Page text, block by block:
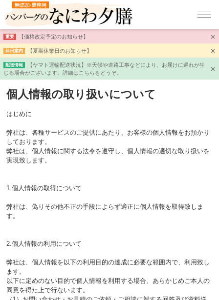
重要 【価格改定予定のお知らせ】
休日案内 【夏期休業日のお知らせ】
配送情報
【ヤマト運輸配送状況】※天候や道路工事などにより、お届けに遅れが生
じる場合がございます。詳細はこちらをどうぞ。
個人情報の取り扱いについて
はじめに
弊社は、各種サービスのご提供にあたり、お客様の個人情報をお預かり
しております。
弊社は、個人情報に関する法令を遵守し、個人情報の適切な取り扱いを
実現致します。
1.個人情報の取得について
弊社は、偽りその他不正の手段によらず適正に個人情報を取得致しま
す。
2.個人情報の利用について
弊社は、個人情報を以下の利用目的の達成に必要な範囲内で、利用致し
ます。
以下に定めのない目的で個人情報を利用する場合、あらかじめご本人の
同意を得た上で行ないます。